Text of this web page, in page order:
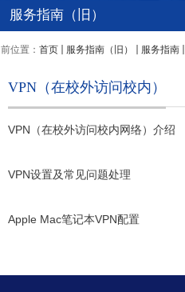
服务指南（旧）
位置： 首页 服务指南（旧） 服务指南
VPN（在校外访问校内）
VPN（在校外访问校内网络）介绍
VPN设置及常见问题处理
Apple Mac笔记本VPN配置